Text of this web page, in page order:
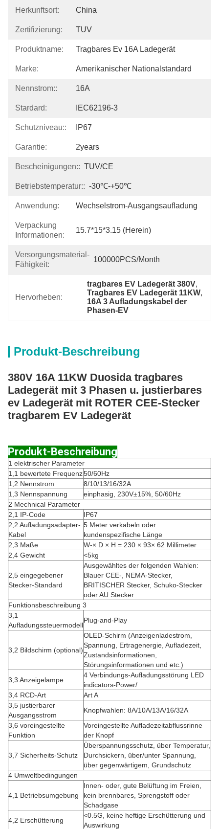
Herkunftsort: China
Zertifizierung: TUV
Produktname: Tragbares Ev 16A Ladegerät
Marke: Amerikanischer Nationalstandard
Nennstrom:: 16A
Stardard: IEC62196-3
Schutzniveau:: IP67
Garantie: 2years
Bescheinigungen:: TUV/CE
Betriebstemperatur:: -30℃-+50℃
Anwendung: Wechselstrom-Ausgangsaufladung
Verpackung
Informationen:
15.7*15*3.15 (herein)
Versorgungsmaterial-
Fähigkeit:
100000PCS/Month
Hervorheben:
tragbares EV Ladegerät 380V,
Tragbares EV Ladegerät 11KW
16A 3 Aufladungskabel der
Phasen-EV
Produkt-Beschreibung
380V 16A 11KW Duosida tragbares
Ladegerät mit 3 Phasen u. justierbares
ev Ladegerät mit ROTER CEE-Stecker
tragbarem EV Ladegerät
Produkt-Beschreibung
1 elektrischer Parameter
1,1 bewertete Frequenz50/60Hz
1,2 Nennstrom
8/10/13/16/32A
1,3 Nennspannung
einphasig, 230V±15%, 50/60Hz
2 Mechnical Parameter
2,1 IP-Code
IP67
2,2 Aufladungsadapter-
Kabel
5 Meter verkabeln oder
kundenspezifische Länge
2,3 Maße
W-× D × H = 230 × 93× 62 Millimeter
2,4 Gewicht
<5kg
2,5 eingegebener
Stecker-Standard
Ausgewähltes der folgenden Wahlen:
Blauer CEE-, NEMA-Stecker,
BRITISCHER Stecker, Schuko-Stecker
oder AU Stecker
Funktionsbeschreibung 3
3,1
Aufladungssteuermodell
Plug-and-Play
3,2 Bildschirm (optional)
OLED-Schirm (Anzeigenladestrom,
Spannung, Ertragenergie, Aufladezeit,
Zustandsinformationen,
Störungsinformationen und etc.)
3,3 Anzeigelampe
4 Verbindungs-Aufladungsstörung LED
indicators-Power/
3,4 RCD-Art
Art A
3,5 justierbarer
Ausgangsstrom
Knopfwahlen: 8A/10A/13A/16/32A
3,6 voreingestellte
Funktion
Voreingestellte Aufladezeitabflussrinne
der Knopf
3,7 Sicherheits-Schutz
Überspannungsschutz, über Temperatur,
Durchsickern, über/unter Spannung,
über gegenwärtigem, Grundschutz
4 Umweltbedingungen
4,1 Betriebsumgebung
Innen- oder, gute Belüftung im Freien,
kein brennbares, Sprengstoff oder
Schadgase
4,2 Erschütterung
<0.5G, keine heftige Erschütterung und
Auswirkung